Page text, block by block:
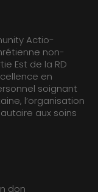
Actio-
non-
Est de la RD
en
soignant
l’organisation
aux soins
don